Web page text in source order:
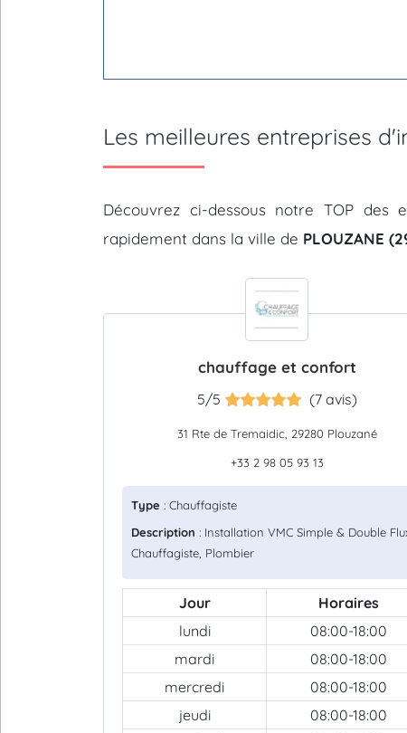
Les meilleures entreprises
Découvrez ci-dessous notre TOP des
rapidement dans la ville de PLOUZANE
chauffage et confort
5/5 (7 avis)
31 Rte de Tremaidic, 29280 Plouzané
+33 2 98 05 93 13
Type : Chauffagiste
Description : Installation VMC Simple & Double
Chauffagiste, Plombier
Jour
Horaires
lundi
08:00-18:00
mardi
08:00-18:00
mercredi
08:00-18:00
jeudi
08:00-18:00